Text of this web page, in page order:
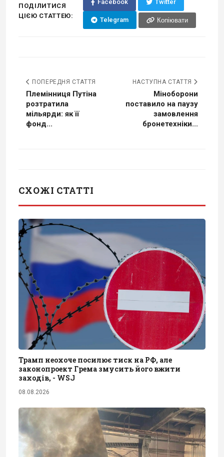
ПОДІЛИТИСЯ
ЦІЄЮ СТАТТЕЮ:
Facebook Twitter
Telegram Копіювати
ПОПЕРЕДНЯ СТАТТЯ
Племінниця Путіна
розтратила
мільярди: як її
фонд...
НАСТУПНА СТАТТЯ
Міноборони
поставило на паузу
замовлення
бронетехніки...
СХОЖІ СТАТТІ
Трамп неохоче посилює тиск на РФ, але
законопроект Грема змусить його вжити
заходів, - WSJ
08.08.2026